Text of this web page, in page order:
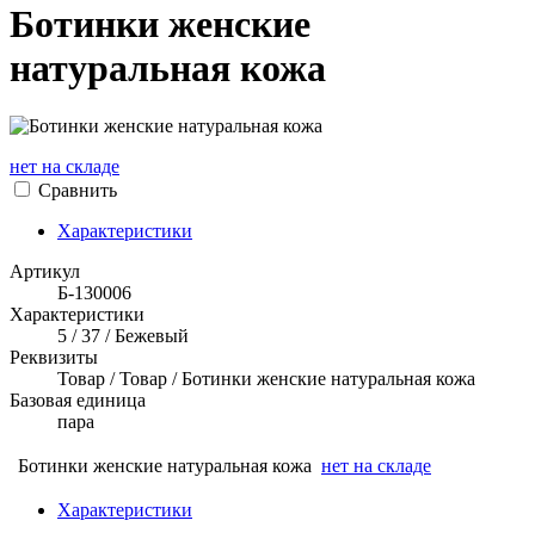
Ботинки женские
натуральная кожа
нет на складе
Сравнить
Характеристики
Артикул
Б-130006
Характеристики
5 / 37 / Бежевый
Реквизиты
Товар / Товар / Ботинки женские натуральная кожа
Базовая единица
пара
Ботинки женские натуральная кожа нет на складе
Характеристики